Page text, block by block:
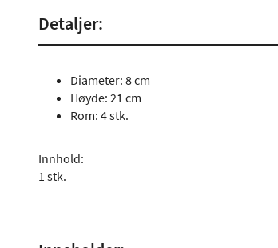
Detaljer:
Diameter: 8 cm
Høyde: 21 cm
Rom: 4 stk.
Innhold:
1 stk.